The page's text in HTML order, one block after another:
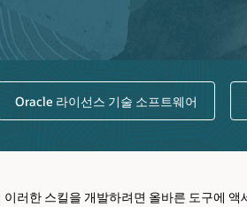
Oracle 라이선스 기술 소프트웨어
러한 스킬을 개발하려면 올바른 도구에